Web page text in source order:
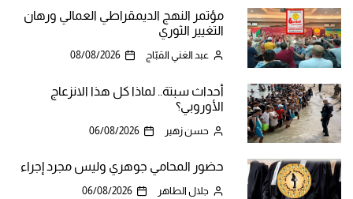
مؤتمر النهج الديمقراطي العمالي ورهان
التغيير الثوري
عبد الغني القبّاج 08/08/2026
أحداث سبتة.. لماذا كل هذا الانزعاج
الأوروبي؟
حسن زهير 06/08/2026
حضور المحامي جوهري وليس مجرد إجراء
جلال الطاهر 06/08/2026